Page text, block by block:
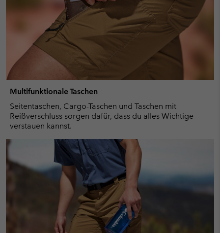
Multifunktionale Taschen
Seitentaschen, Cargo-Taschen und Taschen mit
Reißverschluss sorgen dafür, dass du alles Wichtige
verstauen kannst.